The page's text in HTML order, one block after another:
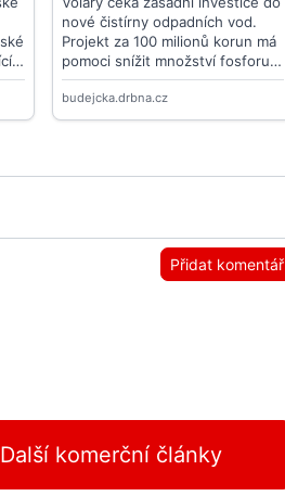
Přidat komentář
Další komerční články